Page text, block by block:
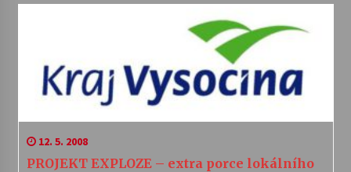
12. 5. 2008
PROJEKT EXPLOZE – extra porce lokálního